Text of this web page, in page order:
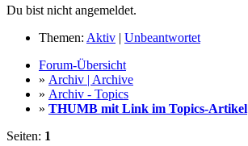
Du bist nicht angemeldet.
Themen: Aktiv | Unbeantwortet
Forum-Übersicht
» Archiv | Archive
» Archiv - Topics
» THUMB mit Link im Topics-Artikel
Seiten: 1